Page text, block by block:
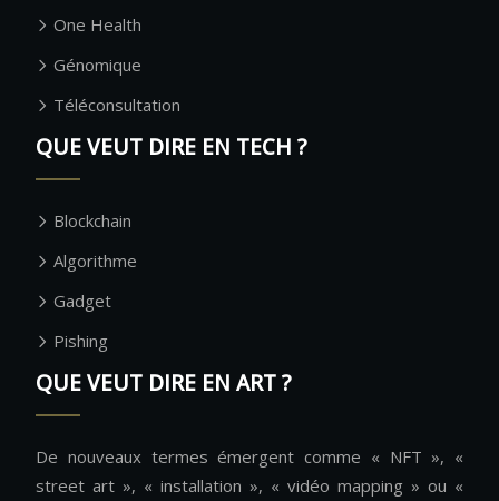
One Health
Génomique
Téléconsultation
QUE VEUT DIRE EN TECH ?
Blockchain
Algorithme
Gadget
Pishing
QUE VEUT DIRE EN ART ?
De nouveaux termes émergent comme « NFT », «
street art », « installation », « vidéo mapping » ou «